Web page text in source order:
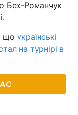
Бех-Романчук
що українські
на турнірі в